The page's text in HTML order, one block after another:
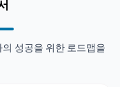
성공을 위한 로드맵을